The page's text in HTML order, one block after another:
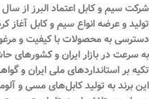
تولید و عرضه انواع سیم و کابل
دسترسی به محصولات با کیفیت و
به سرعت در بازار ایران و کشورهای
این برند به تولید کابل‌های مسی و